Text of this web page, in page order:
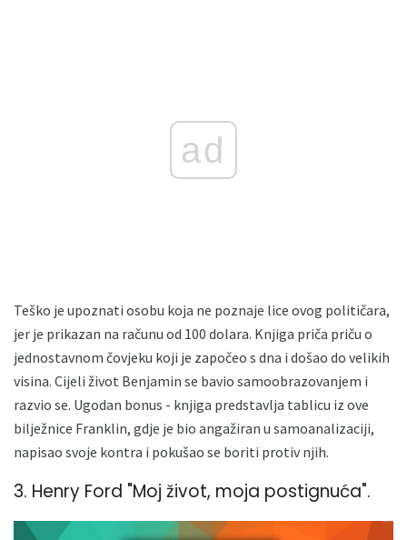
ad
Teško je upoznati osobu koja ne poznaje lice ovog političara,
jer je prikazan na računu od 100 dolara. Knjiga priča priču o
jednostavnom čovjeku koji je započeo s dna i došao do velikih
visina. Cijeli život Benjamin se bavio samoobrazovanjem i
razvio se. Ugodan bonus - knjiga predstavlja tablicu iz ove
bilježnice Franklin, gdje je bio angažiran u samoanalizaciji,
napisao svoje kontra i pokušao se boriti protiv njih.
3. Henry Ford "Moj život, moja postignuća".